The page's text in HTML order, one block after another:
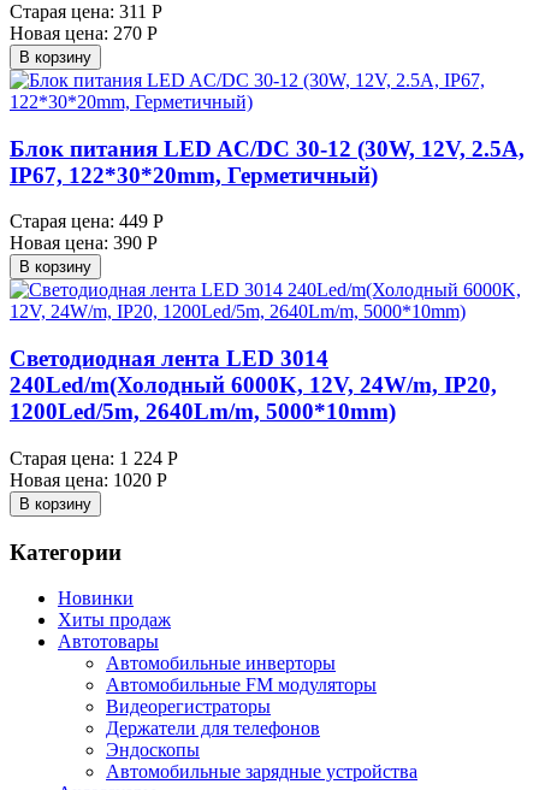
Старая цена: 311 Р
Новая цена: 270 Р
В корзину
Блок питания LED AC/DC 30-12 (30W, 12V, 2.5A,
IP67, 122*30*20mm, Герметичный)
Старая цена: 449 Р
Новая цена: 390 Р
В корзину
Светодиодная лента LED 3014
240Led/m(Холодный 6000K, 12V, 24W/m, IP20,
1200Led/5m, 2640Lm/m, 5000*10mm)
Старая цена: 1 224 Р
Новая цена: 1020 Р
В корзину
Категории
Новинки
Хиты продаж
Автотовары
Автомобильные инверторы
Автомобильные FM модуляторы
Видеорегистраторы
Держатели для телефонов
Эндоскопы
Автомобильные зарядные устройства